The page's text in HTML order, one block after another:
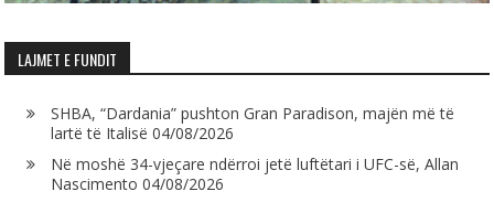
LAJMET E FUNDIT
SHBA, “Dardania” pushton Gran Paradison, majën më të
lartë të Italisë 04/08/2026
Në moshë 34-vjeçare ndërroi jetë luftëtari i UFC-së, Allan
Nascimento 04/08/2026